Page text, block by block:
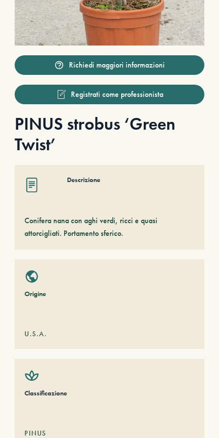
Richiedi maggiori informazioni
Registrati come professionista
PINUS strobus ‘Green
Twist’
Descrizione
Conifera nana con aghi verdi, ricci e quasi
attorcigliati. Portamento sferico.
Origine
U.S.A.
Classificazione
PINUS